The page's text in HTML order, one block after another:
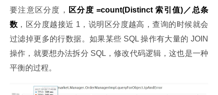
要注意区分度，
区分度 =count(Distinct 索引值)／总条
数 ，区分度越接近 1，说明区分度越高，查询的时候就会
过滤掉更多的行数据。如果某些 SQL 操作有大量的 JOIN
操作，就要想办法拆分 SQL，修改代码逻辑，这也是一种
平衡的过程。